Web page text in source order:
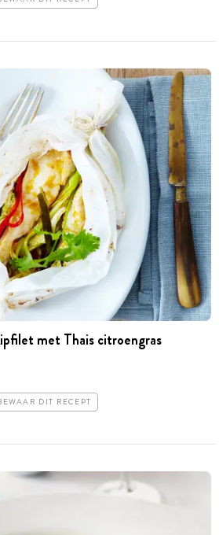
met Thais citroengras
DIT RECEPT